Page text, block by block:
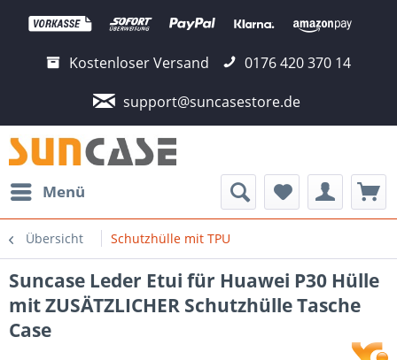
Kostenloser Versand
0176 420 370 14
support@suncasestore.de
Menü
Übersicht Schutzhülle mit TPU
Suncase Leder Etui für Huawei P30 Hülle
mit ZUSÄTZLICHER Schutzhülle Tasche
Case